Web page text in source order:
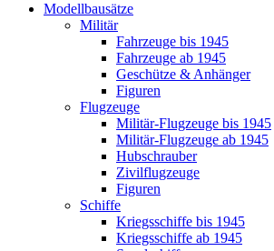
Modellbausätze
Militär
Fahrzeuge bis 1945
Fahrzeuge ab 1945
Geschütze & Anhänger
Figuren
Flugzeuge
Militär-Flugzeuge bis 1945
Militär-Flugzeuge ab 1945
Hubschrauber
Zivilflugzeuge
Figuren
Schiffe
Kriegsschiffe bis 1945
Kriegsschiffe ab 1945